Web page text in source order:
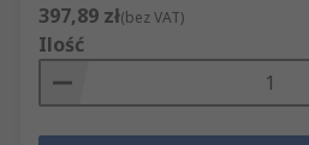
397,89 zł(bez VAT)
Ilość